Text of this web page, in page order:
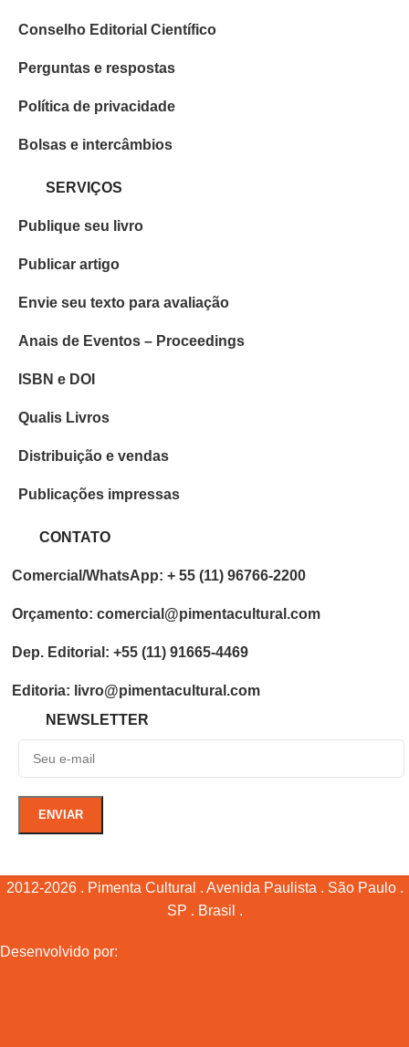
Conselho Editorial Científico
Perguntas e respostas
Política de privacidade
Bolsas e intercâmbios
SERVIÇOS
Publique seu livro
Publicar artigo
Envie seu texto para avaliação
Anais de Eventos – Proceedings
ISBN e DOI
Qualis Livros
Distribuição e vendas
Publicações impressas
CONTATO
Comercial/WhatsApp: + 55 (11) 96766-2200
Orçamento: comercial@pimentacultural.com
Dep. Editorial: +55 (11) 91665-4469
Editoria: livro@pimentacultural.com
NEWSLETTER
2012-2026 . Pimenta Cultural . Avenida Paulista . São Paulo .
SP . Brasil .
Desenvolvido por: